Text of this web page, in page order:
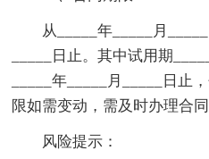
从_____年_____月
_____日止。其中试用期
_____年_____月_____日止
限如需变动，需及时办理合同
风险提示：